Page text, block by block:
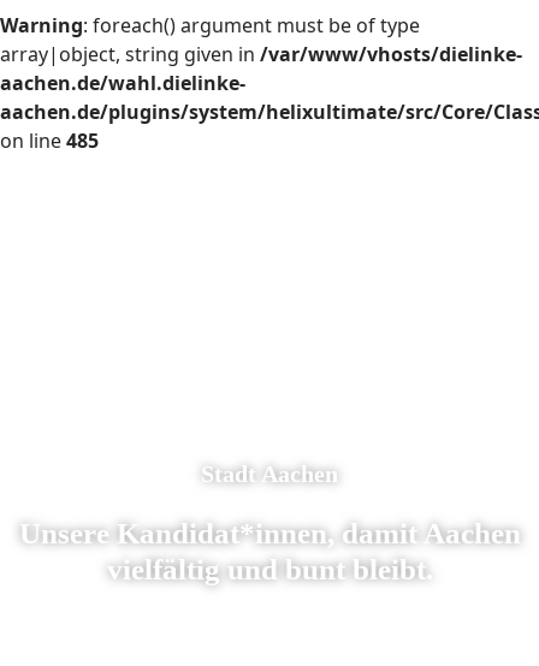
Warning: foreach() argument must be of type
array|object, string given in /var/www/vhosts/dielinke-
aachen.de/wahl.dielinke-
aachen.de/plugins/system/helixultimate/src/Core/
on line485
Stadt Aachen
Unsere Kandidat*innen, damit Aachen
vielfältig und bunt bleibt.